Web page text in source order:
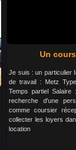
Un
Je suis : un particulier
de travail : Metz
Temps partiel
recherche d'une
comme coursier
collecter les loyers
location